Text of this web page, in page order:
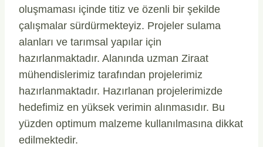
oluşmaması içinde titiz ve özenli bir şekilde
çalışmalar sürdürmekteyiz. Projeler sulama
alanları ve tarımsal yapılar için
hazırlanmaktadır. Alanında uzman Ziraat
mühendislerimiz tarafından projelerimiz
hazırlanmaktadır. Hazırlanan projelerimizde
hedefimiz en yüksek verimin alınmasıdır. Bu
yüzden optimum malzeme kullanılmasına dikkat
edilmektedir.